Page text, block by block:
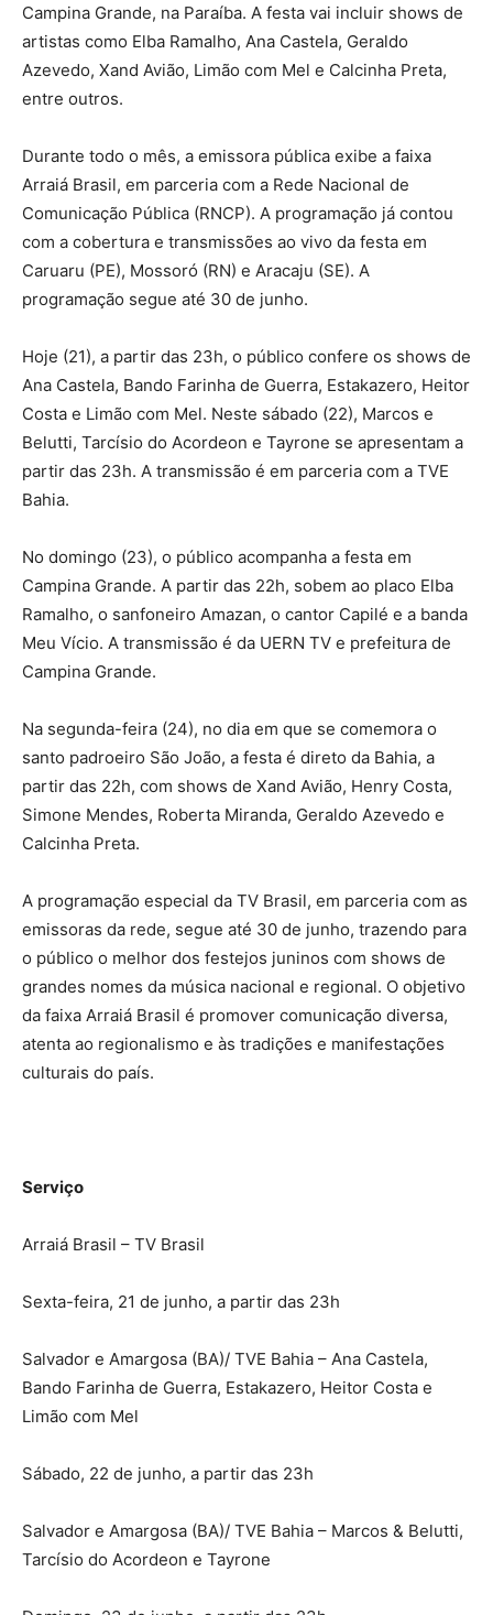
Campina Grande, na Paraíba. A festa vai incluir shows de
artistas como Elba Ramalho, Ana Castela, Geraldo
Azevedo, Xand Avião, Limão com Mel e Calcinha Preta,
entre outros.
Durante todo o mês, a emissora pública exibe a faixa
Arraiá Brasil, em parceria com a Rede Nacional de
Comunicação Pública (RNCP). A programação já contou
com a cobertura e transmissões ao vivo da festa em
Caruaru (PE), Mossoró (RN) e Aracaju (SE). A
programação segue até 30 de junho.
Hoje (21), a partir das 23h, o público confere os shows de
Ana Castela, Bando Farinha de Guerra, Estakazero, Heitor
Costa e Limão com Mel. Neste sábado (22), Marcos e
Belutti, Tarcísio do Acordeon e Tayrone se apresentam a
partir das 23h. A transmissão é em parceria com a TVE
Bahia.
No domingo (23), o público acompanha a festa em
Campina Grande. A partir das 22h, sobem ao placo Elba
Ramalho, o sanfoneiro Amazan, o cantor Capilé e a banda
Meu Vício. A transmissão é da UERN TV e prefeitura de
Campina Grande.
Na segunda-feira (24), no dia em que se comemora o
santo padroeiro São João, a festa é direto da Bahia, a
partir das 22h, com shows de Xand Avião, Henry Costa,
Simone Mendes, Roberta Miranda, Geraldo Azevedo e
Calcinha Preta.
A programação especial da TV Brasil, em parceria com as
emissoras da rede, segue até 30 de junho, trazendo para
o público o melhor dos festejos juninos com shows de
grandes nomes da música nacional e regional. O objetivo
da faixa Arraiá Brasil é promover comunicação diversa,
atenta ao regionalismo e às tradições e manifestações
culturais do país.
Serviço
Arraiá Brasil – TV Brasil
Sexta-feira, 21 de junho, a partir das 23h
Salvador e Amargosa (BA)/ TVE Bahia – Ana Castela,
Bando Farinha de Guerra, Estakazero, Heitor Costa e
Limão com Mel
Sábado, 22 de junho, a partir das 23h
Salvador e Amargosa (BA)/ TVE Bahia – Marcos & Belutti,
Tarcísio do Acordeon e Tayrone